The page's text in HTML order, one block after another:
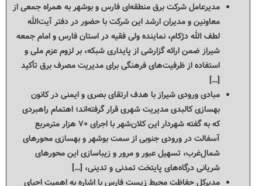
مدیرعامل شرکت برق منطقه‌ای فارس و بوشهر به همراه جمعی از
معاونین و مدیران ارشد این شرکت با حضور در دفتر آیت‌الله
لطف الله دژکام، نماینده ولی فقیه در استان فارس و امام جمعه
شیراز ضمن ارائه گزارشی از پایداری شبکه، بر لزوم عزم ملی و
استفاده از ظرفیت‌های فرهنگی برای مدیریت مصرف برق تأکید
[…]
مبادی ورودی شیراز با هدف ارتقای بصری و ایمنی در کانون
بهسازی کالبدی مدیریت شهری قرار گرفته‌اند؛ اهتمام راهبردی
که به گفته شهردار این کلان‌شهر با اجرای ۷۰ هزار مترمربع
آسفالت در ورودی جنوبی از سمت بوشهر و بهسازی محورهای
شمال‌غرب، تسهیل عبور و مرور و زیباسازی این محورهای
شریانی درگاه‌های پایتخت تمدنی و تدینی، […]
مدیرکل حفاظت محیط زیست فارس با اشاره به اهمیت احیای